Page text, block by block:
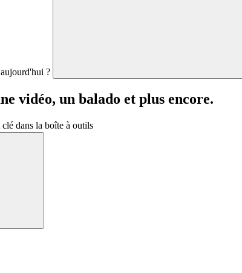
?
vidéo, un balado et plus encore.
dans la boîte à outils